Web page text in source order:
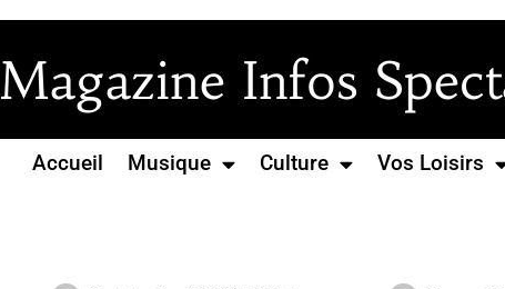
Magazine Infos
Accueil Musique Culture Vos Loisirs